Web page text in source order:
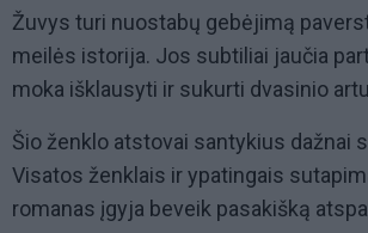
Žuvys turi nuostabų gebėjimą
meilės istorija. Jos subtiliai jaučia
moka išklausyti ir sukurti dvasinio
Šio ženklo atstovai santykius dažnai
Visatos ženklais ir ypatingais
romanas įgyja beveik pasakišką